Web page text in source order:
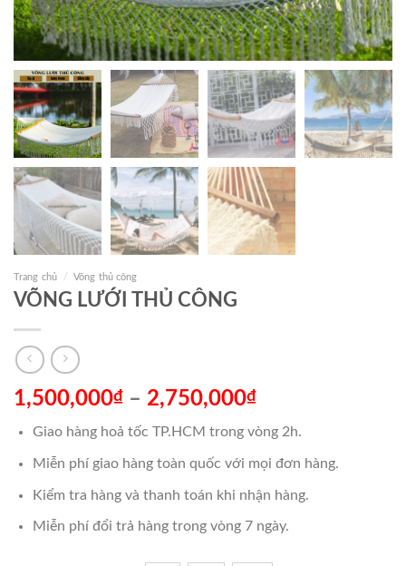
Trang chủ / Võng thủ công
VÕNG LƯỚI THỦ CÔNG
1,500,000₫ – 2,750,000₫
Giao hàng hoả tốc TP.HCM trong vòng 2h.
Miễn phí giao hàng toàn quốc với mọi đơn hàng.
Kiểm tra hàng và thanh toán khi nhận hàng.
Miễn phí đổi trả hàng trong vòng 7 ngày.